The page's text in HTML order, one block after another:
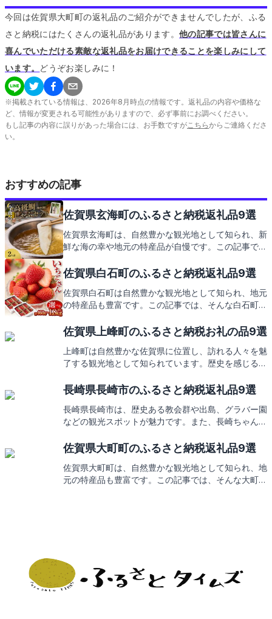
今回は佐賀県大町町の返礼品のご紹介ができませんでしたが、ふる
さと納税にはたくさんの返礼品があります。 他の記事では皆さんに
喜んでいただける素敵な返礼品をお届けできることを楽しみにして
います。 どうぞお楽しみに！
※掲載されている情報は、 2026年8 月時点の情報です。返礼品の内容や価格な
ど、情報が変更される可能性がありますので、必ず事前にお調べください。
もし記事の内容に誤りがあった場合には、お手数ですがこちらからご連絡くださ
い。
おすすめの記事
佐賀県玄海町のふるさと納税返礼品9選
佐賀県玄海町は、自然豊かな観光地として知られ、新
鮮な海の幸や地元の特産品が自慢です。この記事で
とともに、ふるさと納税の返礼品にも注目していきま
す。玄海町からの心温まるお礼の品々を、どうぞお楽
しみに。
佐賀県白石町のふるさと納税返礼品9選
佐賀県白石町は自然豊かな観光地として知られ、地元
の特産品も豊富です。この記事では、そんな白石町の
ます。地元の味覚をお楽しみに。
佐賀県上峰町のふるさと納税お礼の品9選
上峰町は自然豊かな佐賀県に位置し、訪れる人々を魅
了する観光地として知られています。歴史を感じる古
税の返礼品としても大変人気です。この記事では、上
典をご紹介しますので、どうぞお楽しみに。
長崎県長崎市のふるさと納税返礼品9選
長崎県長崎市は、歴史ある教会群や出島、グラバー園
などの観光スポットが魅力です。また、長崎ちゃんぽ
を支援するふるさと納税では、そんな長崎市の特産品
を返礼品としてお届けします。次回はどんな返礼品が
あるのか、ご期待ください。
佐賀県大町町のふるさと納税返礼品9選
佐賀県大町町は、自然豊かな観光地として知られ、地
元の特産品も豊富です。この記事では、そんな大町町